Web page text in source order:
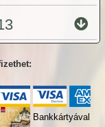
Bankkártyával